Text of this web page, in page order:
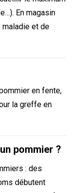
En magasin
maladie et de
en fente,
la greffe en
pommier ?
: des
débutent